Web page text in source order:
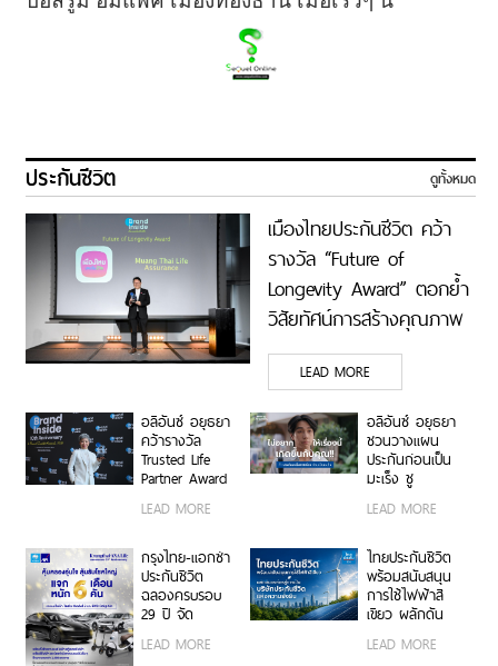
ประกันชีวิต ดูทั้งหมด
เมืองไทยประกันชีวิต คว้า
รางวัล “Future of
Longevity Award” ตอกย้ำ
วิสัยทัศน์การสร้างคุณภาพ
ชีวิตที่ยืนยาวอย่างยั่งยืน
เพื่อคนไทยทุกช่วงวัย
LEAD MORE
อลิอันซ์ อยุธยา
คว้ารางวัล
Trusted Life
Partner Award
ในงาน Brand
Inside Awards
ความมุ่งมั่นใน
การเคียงข้าง
ลูกค้าในทุกช่วง
ของชีวิต
LEAD MORE
อลิอันซ์ อยุธยา
ชวนวางแผน
ประกันก่อนเป็น
มะเร็ง ชู
ผลิตภัณฑ์
“มะเร็งหายห่วง”
สะท้อนอินไซต์ผู้
ป่วยมะเร็ง
ตอกย้ำจุดขาย
คุ้มครองต่อเนื่อง
LEAD MORE
กรุงไทย-แอกซ่า
ประกันชีวิต
ฉลองครบรอบ
29 ปี จัด
แคมเปญใหญ่
“คุ้มครองอุ่นใจ
LEAD MORE
ไทยประกันชีวิต
พร้อมสนับสนุน
การใช้ไฟฟ้าสี
เขียว ผลักดัน
องค์กรสู่การเป็น
บริษัทประกันชีวิต
LEAD MORE